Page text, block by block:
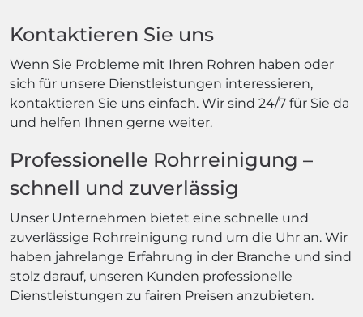
Kontaktieren Sie uns
Wenn Sie Probleme mit Ihren Rohren haben oder
sich für unsere Dienstleistungen interessieren,
kontaktieren Sie uns einfach. Wir sind 24/7 für Sie da
und helfen Ihnen gerne weiter.
Professionelle Rohrreinigung –
schnell und zuverlässig
Unser Unternehmen bietet eine schnelle und
zuverlässige Rohrreinigung rund um die Uhr an. Wir
haben jahrelange Erfahrung in der Branche und sind
stolz darauf, unseren Kunden professionelle
Dienstleistungen zu fairen Preisen anzubieten.